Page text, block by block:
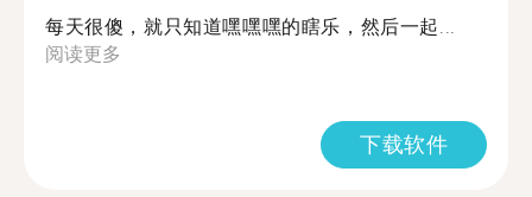
每天很傻，就只知道嘿嘿嘿的瞎乐，然后一起...
阅读更多
下载软件